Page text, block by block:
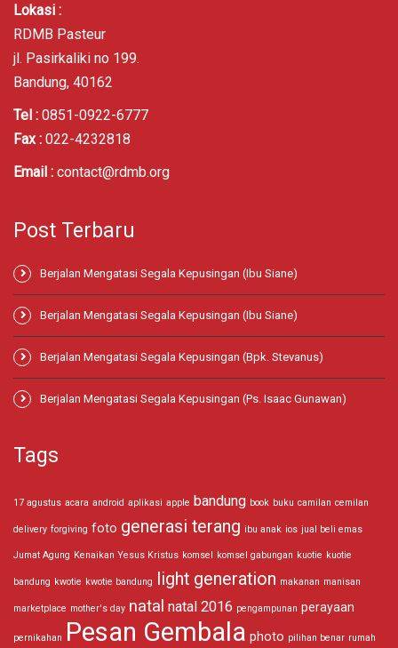
Lokasi :
RDMB Pasteur
jl. Pasirkaliki no 199.
Bandung, 40162
Tel : 0851-0922-6777
Fax : 022-4232818
Email : contact@rdmb.org
Post Terbaru
Berjalan Mengatasi Segala Kepusingan (Ibu Siane)
Berjalan Mengatasi Segala Kepusingan (Ibu Siane)
Berjalan Mengatasi Segala Kepusingan (Bpk. Stevanus)
Berjalan Mengatasi Segala Kepusingan (Ps. Isaac Gunawan)
Tags
17 agustus acara android aplikasi apple bandung book buku camilan cemilan
delivery forgiving foto generasi terang ibu anak ios jual beli emas
Jumat Agung Kenaikan Yesus Kristus komsel komsel gabungan kuotie kuotie
bandung kwotie kwotie bandung light generation makanan manisan
marketplace mother's day natal natal 2016 pengampunan perayaan
pernikahan Pesan Gembala photo pilihan benar rumah